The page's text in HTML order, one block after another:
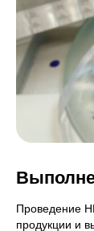
Проведение
продукции и